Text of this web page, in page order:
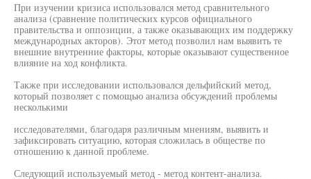
При изучении кризиса использовался метод сравнительного
анализа (сравнение политических курсов официального
правительства и оппозиции, а также оказывающих им поддержку
международных акторов). Этот метод позволил нам выявить те
внешние внутренние факторы, которые оказывают существенное
влияние на ход конфликта.
Также при исследовании использовался дельфийский метод,
который позволяет с помощью анализа обсуждений проблемы
несколькими
исследователями, благодаря различным мнениям, выявить и
зафиксировать ситуацию, которая сложилась в обществе по
отношению к данной проблеме.
Следующий используемый метод - метод контент-анализа.